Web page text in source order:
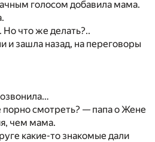
голосом добавила мама.
что же делать?..
и зашла назад, на переговоры
смотреть? — папа о Жене
чем мама.
какие-то знакомые дали